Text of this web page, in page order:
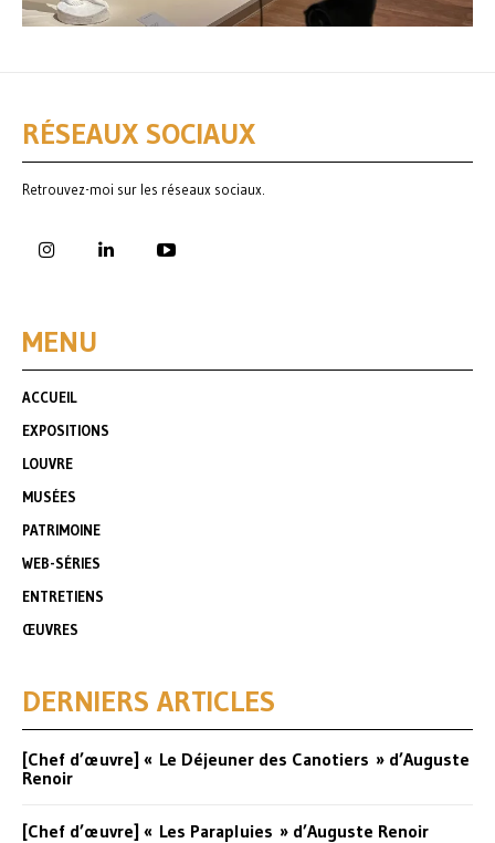
RÉSEAUX SOCIAUX
Retrouvez-moi sur les réseaux sociaux.
MENU
ACCUEIL
EXPOSITIONS
LOUVRE
MUSÉES
PATRIMOINE
WEB-SÉRIES
ENTRETIENS
ŒUVRES
DERNIERS ARTICLES
[Chef d’œuvre] « Le Déjeuner des Canotiers » d’Auguste
Renoir
[Chef d’œuvre] « Les Parapluies » d’Auguste Renoir